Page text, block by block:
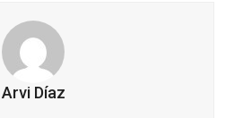
Arvi Díaz